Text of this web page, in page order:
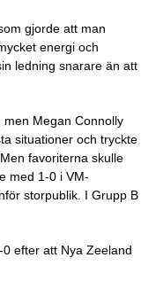
gjorde att man
energi och
ledning snarare än att
Megan Connolly
situationer och tryckte
favoriterna skulle
med 1-0 i VM-
storpublik. I Grupp B
efter att Nya Zeeland